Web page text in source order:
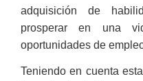
adquisición de
prosperar en una
oportunidades de
Teniendo en cuenta